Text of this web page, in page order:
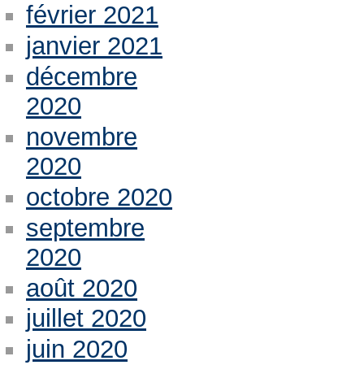
février 2021
janvier 2021
décembre
2020
novembre
2020
octobre 2020
septembre
2020
août 2020
juillet 2020
juin 2020